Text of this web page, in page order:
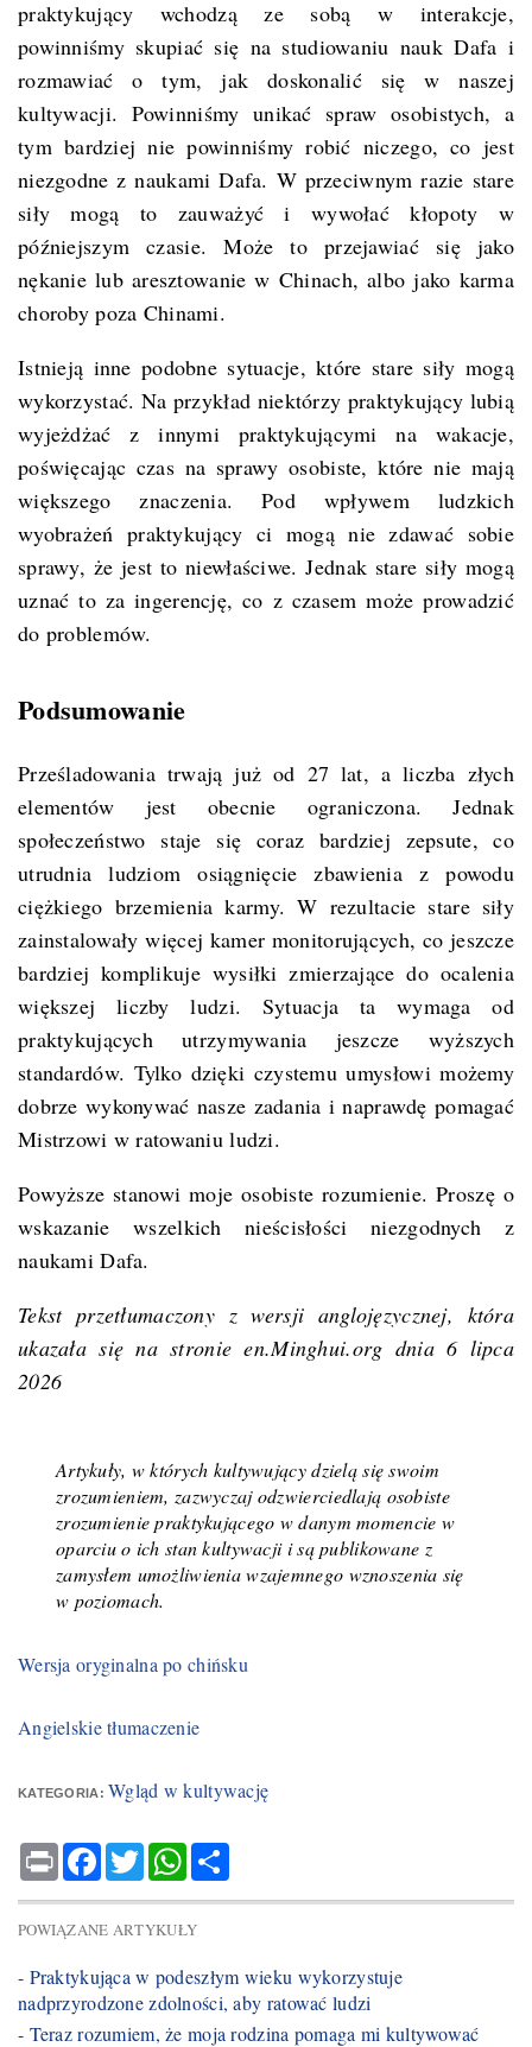
praktykujący wchodzą ze sobą w interakcje,
powinniśmy skupiać się na studiowaniu nauk Dafa i
rozmawiać o tym, jak doskonalić się w naszej
kultywacji. Powinniśmy unikać spraw osobistych, a
tym bardziej nie powinniśmy robić niczego, co jest
niezgodne z naukami Dafa. W przeciwnym razie stare
siły mogą to zauważyć i wywołać kłopoty w
późniejszym czasie. Może to przejawiać się jako
nękanie lub aresztowanie w Chinach, albo jako karma
choroby poza Chinami.
Istnieją inne podobne sytuacje, które stare siły mogą
wykorzystać. Na przykład niektórzy praktykujący lubią
wyjeżdżać z innymi praktykującymi na wakacje,
poświęcając czas na sprawy osobiste, które nie mają
większego znaczenia. Pod wpływem ludzkich
wyobrażeń praktykujący ci mogą nie zdawać sobie
sprawy, że jest to niewłaściwe. Jednak stare siły mogą
uznać to za ingerencję, co z czasem może prowadzić
do problemów.
Podsumowanie
Prześladowania trwają już od 27 lat, a liczba złych
elementów jest obecnie ograniczona. Jednak
społeczeństwo staje się coraz bardziej zepsute, co
utrudnia ludziom osiągnięcie zbawienia z powodu
ciężkiego brzemienia karmy. W rezultacie stare siły
zainstalowały więcej kamer monitorujących, co jeszcze
bardziej komplikuje wysiłki zmierzające do ocalenia
większej liczby ludzi. Sytuacja ta wymaga od
praktykujących utrzymywania jeszcze wyższych
standardów. Tylko dzięki czystemu umysłowi możemy
dobrze wykonywać nasze zadania i naprawdę pomagać
Mistrzowi w ratowaniu ludzi.
Powyższe stanowi moje osobiste rozumienie. Proszę o
wskazanie wszelkich nieścisłości niezgodnych z
naukami Dafa.
Tekst przetłumaczony z wersji anglojęzycznej, która
ukazała się na stronie en.Minghui.org dnia 6 lipca
2026
Artykuły, w których kultywujący dzielą się swoim
zrozumieniem, zazwyczaj odzwierciedlają osobiste
zrozumienie praktykującego w danym momencie w
oparciu o ich stan kultywacji i są publikowane z
zamysłem umożliwienia wzajemnego wznoszenia się
w poziomach.
Wersja oryginalna po chińsku
Angielskie tłumaczenie
KATEGORIA: Wgląd w kultywację
Print Facebook
TwitterWhatsApp
POWIĄZANE ARTYKUŁY
- Praktykująca w podeszłym wieku wykorzystuje
nadprzyrodzone zdolności, aby ratować ludzi
- Teraz rozumiem, że moja rodzina pomaga mi kultywować